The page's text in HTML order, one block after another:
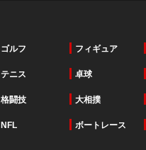
ゴルフ フィギュア
テニス 卓球
格闘技 大相撲
NFL ボートレース